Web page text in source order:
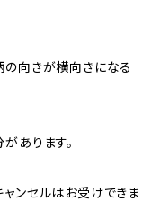
の向きが横向きになる
あります。
ャンセルはお受けできま